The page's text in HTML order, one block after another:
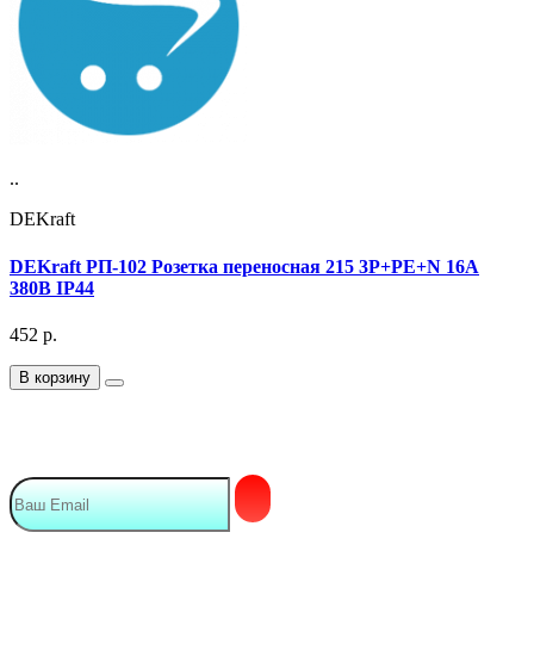
..
DEKraft
DEKraft РП-102 Розетка переносная 215 3Р+РЕ+N 16А
380В IP44
452 р.
В корзину